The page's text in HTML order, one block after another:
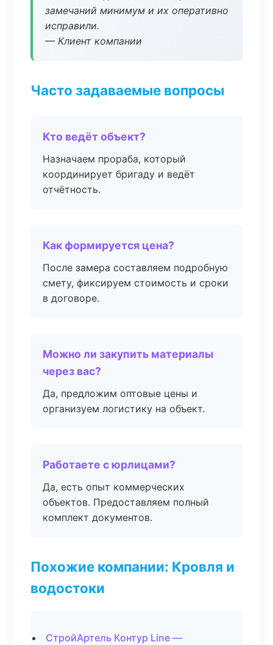
замечаний минимум и их оперативно
исправили.
— Клиент компании
Часто задаваемые вопросы
Кто ведёт объект?
Назначаем прораба, который
координирует бригаду и ведёт
отчётность.
Как формируется цена?
После замера составляем подробную
смету, фиксируем стоимость и сроки
в договоре.
Можно ли закупить материалы
через вас?
Да, предложим оптовые цены и
организуем логистику на объект.
Работаете с юрлицами?
Да, есть опыт коммерческих
объектов. Предоставляем полный
комплект документов.
Похожие компании: Кровля и
водостоки
СтройАртель Контур Line —